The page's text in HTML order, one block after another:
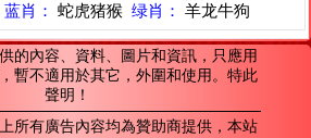
蓝肖： 蛇虎猪猴 绿肖： 羊龙牛狗
的內容、資料、圖片和資訊，只應用
暫不適用於其它，外圍和使用。特此
聲明！
所有廣告內容均為贊助商提供，本站